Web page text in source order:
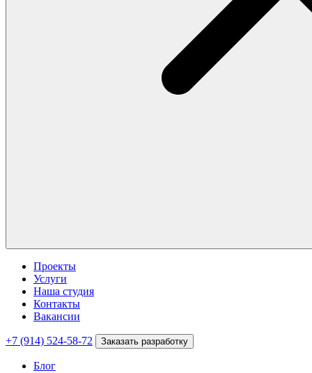
Проекты
Услуги
Наша студия
Контакты
Вакансии
+7 (914) 524-58-72 Заказать разработку
Блог